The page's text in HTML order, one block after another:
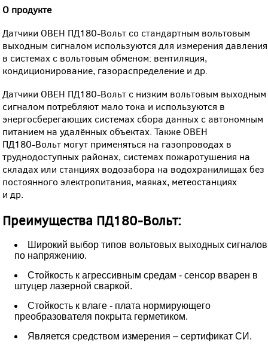
О продукте
Датчики ОВЕН ПД180-Вольт со стандартным вольтовым
выходным сигналом используются для измерения давления
в системах с вольтовым обменом: вентиляция,
кондиционирование, газораспределение и др.
Датчики ОВЕН ПД180-Вольт с низким вольтовым выходным
сигналом потребляют мало тока и используются в
энергосберегающих системах сбора данных с автономным
питанием на удалённых объектах. Также ОВЕН
ПД180-Вольт могут применяться на газопроводах в
труднодоступных районах, системах пожаротушения на
складах или станциях водозабора на водохранилищах без
постоянного электропитания, маяках, метеостанциях
и др.
Преимущества ПД180-Вольт:
Широкий выбор типов вольтовых выходных сигналов
по напряжению.
Стойкость к агрессивным средам - сенсор вварен в
штуцер лазерной сваркой.
Стойкость к влаге - плата нормирующего
преобразователя покрыта герметиком.
Является средством измерения – сертификат СИ.